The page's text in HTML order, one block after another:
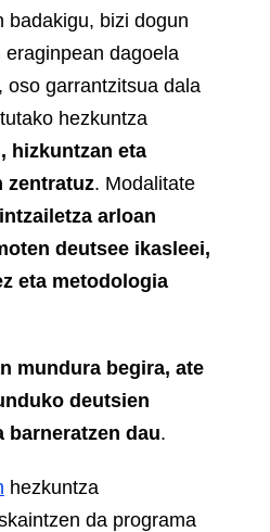
badakigu, bizi dogun
dagoela
oso garrantzitsua dala
hezkuntza
hizkuntzan eta
zentratuz. Modalitate
arloan
deutsee ikasleei,
eta metodologia
mundura begira, ate
deutsien
barneratzen dau.
hezkuntza
da programa